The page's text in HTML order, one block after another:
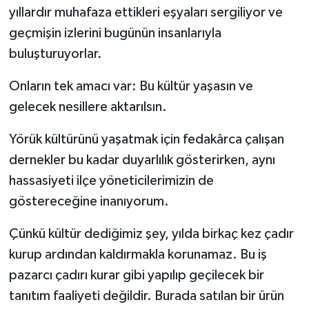
yıllardır muhafaza ettikleri eşyaları sergiliyor ve
geçmişin izlerini bugünün insanlarıyla
buluşturuyorlar.
Onların tek amacı var: Bu kültür yaşasın ve
gelecek nesillere aktarılsın.
Yörük kültürünü yaşatmak için fedakârca çalışan
dernekler bu kadar duyarlılık gösterirken, aynı
hassasiyeti ilçe yöneticilerimizin de
göstereceğine inanıyorum.
Çünkü kültür dediğimiz şey, yılda birkaç kez çadır
kurup ardından kaldırmakla korunamaz. Bu iş
pazarcı çadırı kurar gibi yapılıp geçilecek bir
tanıtım faaliyeti değildir. Burada satılan bir ürün